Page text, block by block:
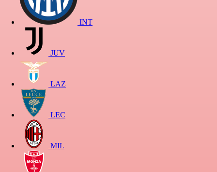
INT
JUV
LAZ
LEC
MIL